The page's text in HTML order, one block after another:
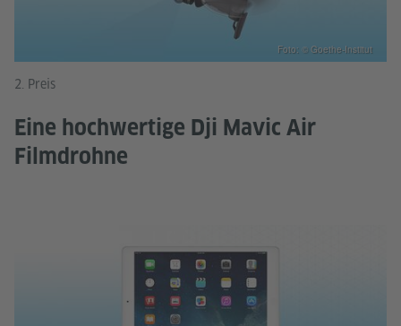
2. Preis
Eine hochwertige Dji Mavic Air
Filmdrohne
Foto: © Goethe-Institut